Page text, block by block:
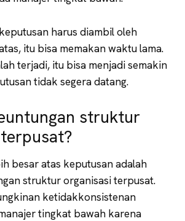
harus diambil oleh
itu bisa memakan waktu lama.
terjadi, itu bisa menjadi semakin
tidak segera datang.
struktur
besar atas keputusan adalah
struktur organisasi terpusat.
ketidakkonsistenan
tingkat bawah karena